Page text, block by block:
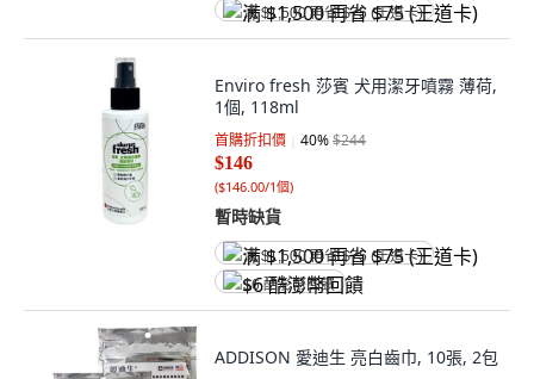
满 $1,500 再省 $75 (王道卡)
Enviro fresh 莎賓 犬用潔牙噴霧 薄荷,
1個, 118ml
首購折扣價 40%$244
$146
($146.00/1個)
暫時缺貨
满 $1,500 再省 $75 (王道卡)
$6 酷澎幣回饋
ADDISON 愛迪生 亮白齒巾, 10張, 2包